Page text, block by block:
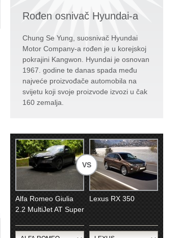
Rođen osnivač Hyundai-a
Chung Se Yung, suosnivač Hyundai
Motor Company-a rođen je u korejskoj
pokrajini Kangwon. Hyundai je osnovan
1967. godine te danas spada među
najveće proizvođače automobila na
svijetu koji svoje proizvode izvozi u čak
160 zemalja.
VS
Alfa Romeo Giulia
2.2 MultiJet AT Super
Lexus RX 350